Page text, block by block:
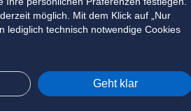
möglich. Mit dem Klick auf „Nur
lediglich technisch notwendige Cookies
Geht klar